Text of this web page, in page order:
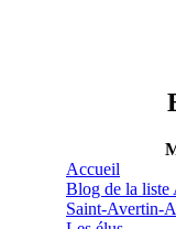
Accueil
Blog de la liste
Saint-Avertin-